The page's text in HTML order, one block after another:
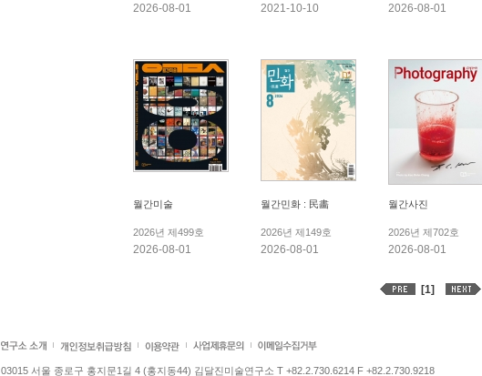
2026-08-01 2021-10-10 2026-08-01
월간미술
2026년 제499호
2026-08-01
월간민화 : 民畵
2026년 제149호
2026-08-01
월간사진
2026년 제702호
2026-08-01
[1]
03015 서울 종로구 홍지문1길 4 (홍지동44) 김달진미술연구소 T +82.2.730.6214 F +82.2.730.9218